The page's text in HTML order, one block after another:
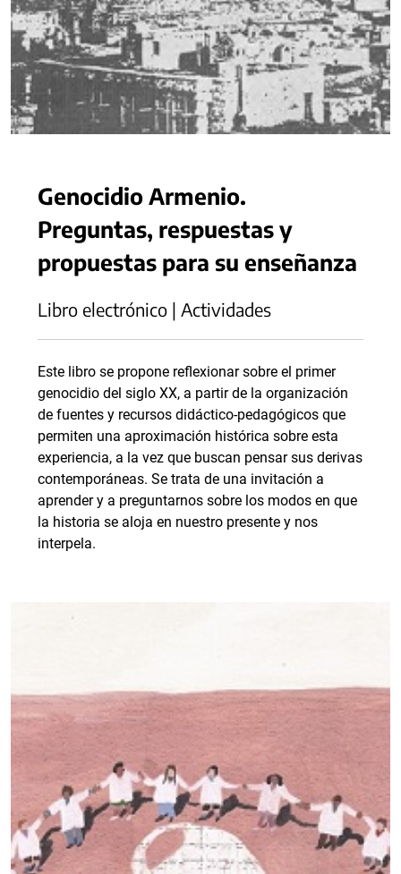
Genocidio Armenio.
Preguntas, respuestas y
propuestas para su enseñanza
Libro electrónico | Actividades
Este libro se propone reflexionar sobre el primer
genocidio del siglo XX, a partir de la organización
de fuentes y recursos didáctico-pedagógicos que
permiten una aproximación histórica sobre esta
experiencia, a la vez que buscan pensar sus derivas
contemporáneas. Se trata de una invitación a
aprender y a preguntarnos sobre los modos en que
la historia se aloja en nuestro presente y nos
interpela.